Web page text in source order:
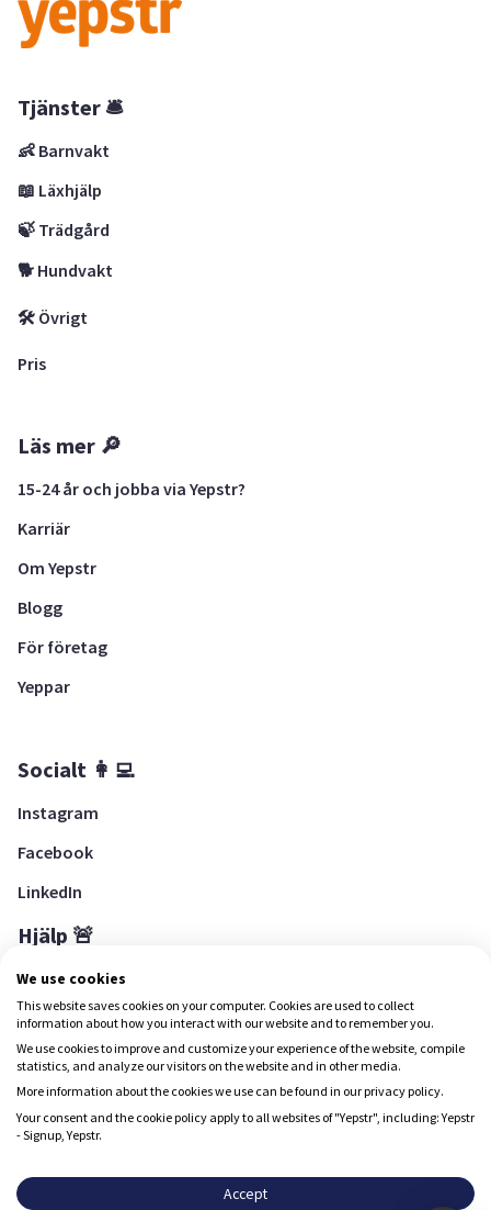
Tjänster 🛎
👶 Barnvakt
📖 Läxhjälp
🍃 Trädgård
🐕 Hundvakt
🛠 Övrigt
Pris
Läs mer 🔎
15-24 år och jobba via Yepstr?
Karriär
Om Yepstr
Blogg
För företag
Yeppar
Socialt 👩‍💻
Instagram
Facebook
LinkedIn
Hjälp 🚨
Hjälpcenter
Ladda ned Yepstr
Ladda ned Yepstr
upplevelse.
We use cookies
This website saves cookies on your computer. Cookies are used to collect
information about how you interact with our website and to remember you.
We use cookies to improve and customize your experience of the website, compile
statistics, and analyze our visitors on the website and in other media.
More information about the cookies we use can be found in our privacy policy.
Your consent and the cookie policy apply to all websites of "Yepstr", including: Yepstr
- Signup, Yepstr.
Accept